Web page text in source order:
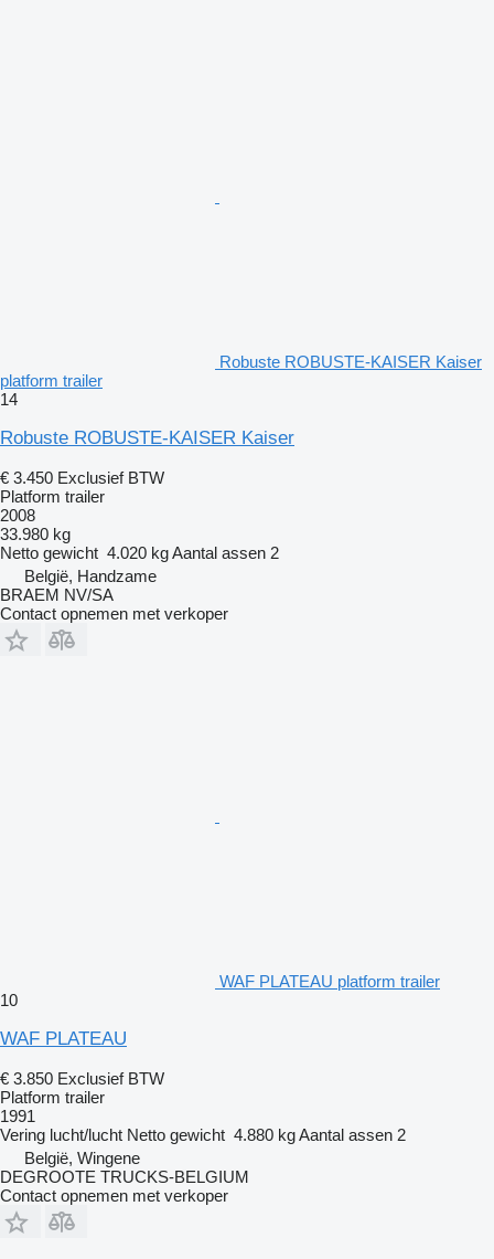
Robuste ROBUSTE-KAISER Kaiser
platform trailer
14
Robuste ROBUSTE-KAISER Kaiser
€ 3.450 Exclusief BTW
Platform trailer
2008
33.980 kg
Netto gewicht 4.020 kgAantal assen 2
België, Handzame
BRAEM NV/SA
Contact opnemen met verkoper
WAF PLATEAU platform trailer
10
WAF PLATEAU
€ 3.850 Exclusief BTW
Platform trailer
1991
Vering lucht/lucht Netto gewicht 4.880 kgAantal assen 2
België, Wingene
DEGROOTE TRUCKS-BELGIUM
Contact opnemen met verkoper